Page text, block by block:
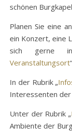
schönen
Planen Sie eine
ein Konzert, eine
sich gerne
Veranstaltungsort
In der Rubrik „
Interessenten der
Unter der Rubrik „
Ambiente der